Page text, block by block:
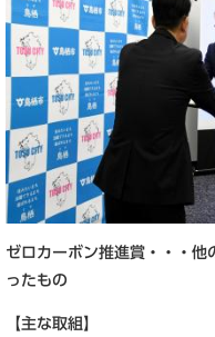
ゼロカーボン推進賞・・・他
ったもの
【主な取組】